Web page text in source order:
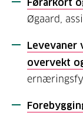
Førarkort
Øgaard,
Levevaner
overvekt